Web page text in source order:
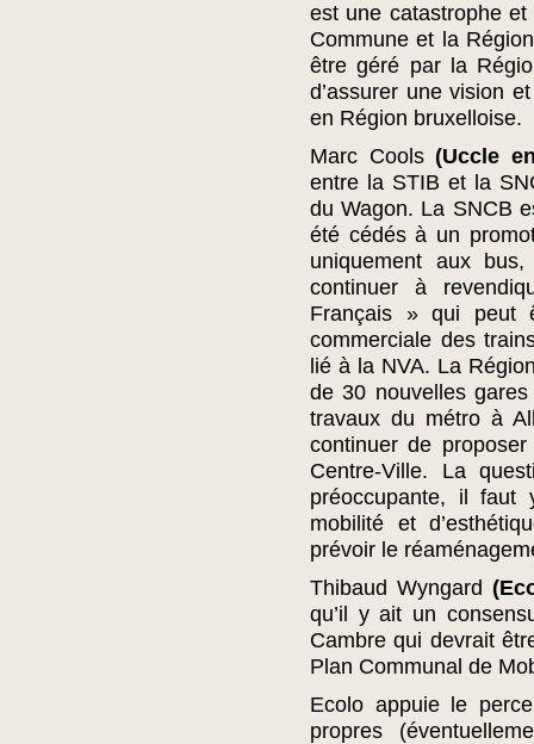
est une catastrophe
Commune et la
être géré par la
d’assurer une vision
en Région bruxelloise.
Marc Cools (Uccle
entre la STIB et la
du Wagon. La SNCB
été cédés à un
uniquement aux
continuer à
Français » qui peut
commerciale des
lié à la NVA. La
de 30 nouvelles
travaux du métro à
continuer de
Centre-Ville. La
préoccupante, il faut
mobilité et
prévoir le
Thibaud Wyngard
qu’il y ait un
Cambre qui devrait
Plan Communal de
Ecolo appuie le
propres